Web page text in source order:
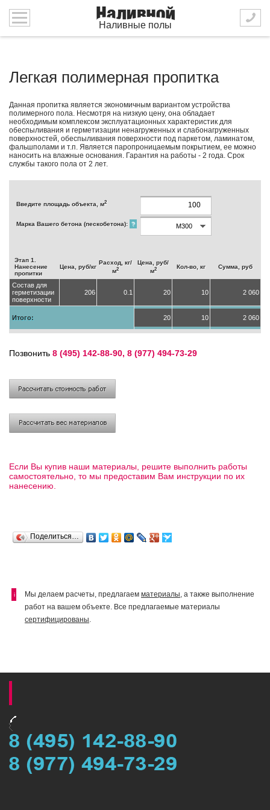
Наливные полы
Легкая полимерная пропитка
Данная пропитка является экономичным вариантом устройства
полимерного пола. Несмотря на низкую цену, она обладает
необходимым комплексом эксплуатационных характеристик для
обеспыливания и герметизации ненагруженных и слабонагруженных
поверхностей, обеспыливания поверхности под паркетом, ламинатом,
фальшполами и т.п. Является паропроницаемым покрытием, ее можно
наносить на влажные основания. Гарантия на работы - 2 года. Срок
службы такого пола от 2 лет.
Введите площадь объекта, м2
Марка Вашего бетона (пескобетона): ?
Этап 1.
Нанесение
пропитки
Цена, руб/кг
Расход, кг/
м2
Цена, руб/
м2 Кол-во, кг Сумма, руб
Состав для
герметизации
поверхности
206 0.1 20 10 2 060
Итого: 20 10 2 060
Позвонить 8 (495) 142-88-90, 8 (977) 494-73-29
Если Вы купив наши материалы, решите выполнить работы
самостоятельно, то мы предоставим Вам инструкции по их
нанесению.
Поделиться…
i Мы делаем расчеты, предлагаем материалы, а также выполнение
работ на вашем объекте. Все предлагаемые материалы
сертифицированы.